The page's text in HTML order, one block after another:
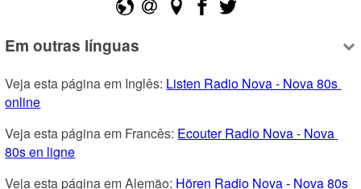
Em outras línguas
Veja esta página em Inglês: Listen Radio Nova - Nova 80s
online
Veja esta página em Francês: Ecouter Radio Nova - Nova
80s en ligne
Veja esta página em Alemão: Hören Radio Nova - Nova 80s